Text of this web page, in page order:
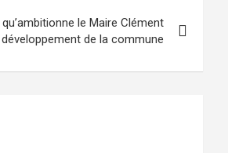
qu’ambitionne le Maire Clément
de la commune